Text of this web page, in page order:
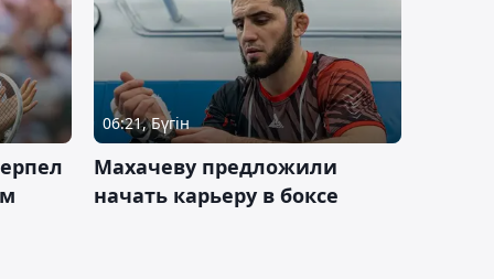
06:21, Бүгін
Махачеву предложили
начать карьеру в боксе